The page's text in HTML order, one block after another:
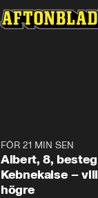
FÖR 21 MIN SEN
Albert, 8, besteg
Kebnekaise – vill
högre